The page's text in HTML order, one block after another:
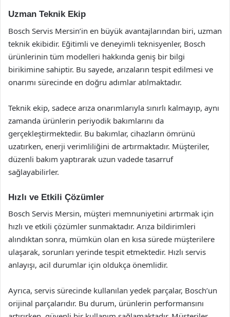
Uzman Teknik Ekip
Bosch Servis Mersin’in en büyük avantajlarından biri, uzman
teknik ekibidir. Eğitimli ve deneyimli teknisyenler, Bosch
ürünlerinin tüm modelleri hakkında geniş bir bilgi
birikimine sahiptir. Bu sayede, arızaların tespit edilmesi ve
onarımı sürecinde en doğru adımlar atılmaktadır.
Teknik ekip, sadece arıza onarımlarıyla sınırlı kalmayıp, aynı
zamanda ürünlerin periyodik bakımlarını da
gerçekleştirmektedir. Bu bakımlar, cihazların ömrünü
uzatırken, enerji verimliliğini de artırmaktadır. Müşteriler,
düzenli bakım yaptırarak uzun vadede tasarruf
sağlayabilirler.
Hızlı ve Etkili Çözümler
Bosch Servis Mersin, müşteri memnuniyetini artırmak için
hızlı ve etkili çözümler sunmaktadır. Arıza bildirimleri
alındıktan sonra, mümkün olan en kısa sürede müşterilere
ulaşarak, sorunları yerinde tespit etmektedir. Hızlı servis
anlayışı, acil durumlar için oldukça önemlidir.
Ayrıca, servis sürecinde kullanılan yedek parçalar, Bosch’un
orijinal parçalarıdır. Bu durum, ürünlerin performansını